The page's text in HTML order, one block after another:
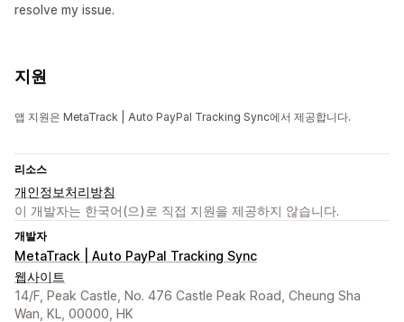
resolve my issue.
지원
앱 지원은 MetaTrack | Auto PayPal Tracking Sync에서 제공합니다.
리소스
개인정보처리방침
이 개발자는 한국어(으)로 직접 지원을 제공하지 않습니다.
개발자
MetaTrack | Auto PayPal Tracking Sync
웹사이트
14/F, Peak Castle, No. 476 Castle Peak Road, Cheung Sha
Wan, KL, 00000, HK